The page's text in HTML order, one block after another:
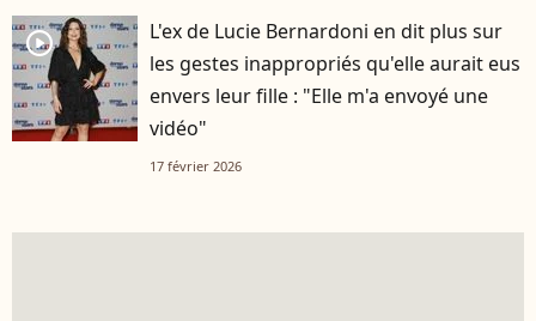
player2
L'ex de Lucie Bernardoni en dit plus sur
les gestes inappropriés qu'elle aurait eus
envers leur fille : "Elle m'a envoyé une
vidéo"
17 février 2026